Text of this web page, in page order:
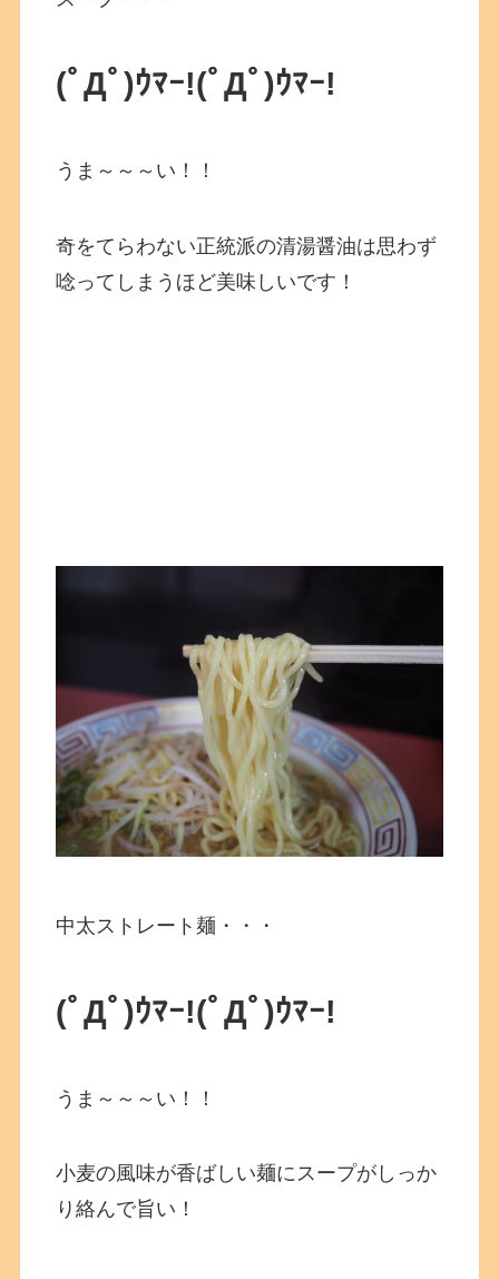
(ﾟДﾟ)ｳﾏｰ!(ﾟДﾟ)ｳﾏｰ!
うま～～～い！！
奇をてらわない正統派の清湯醤油は思わず
唸ってしまうほど美味しいです！
中太ストレート麺・・・
(ﾟДﾟ)ｳﾏｰ!(ﾟДﾟ)ｳﾏｰ!
うま～～～い！！
小麦の風味が香ばしい麺にスープがしっか
り絡んで旨い！